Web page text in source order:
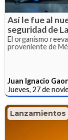
Así le fue al
seguridad de
El organismo
proveniente de
Juan Ignacio
Jueves, 27 de
Lanzamientos